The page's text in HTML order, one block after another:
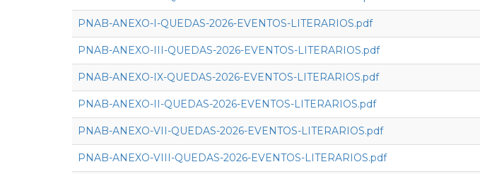
PNAB-ANEXO-I-QUEDAS-2026-EVENTOS-LITERARIOS.pdf
PNAB-ANEXO-III-QUEDAS-2026-EVENTOS-LITERARIOS.pdf
PNAB-ANEXO-IX-QUEDAS-2026-EVENTOS-LITERARIOS.pdf
PNAB-ANEXO-II-QUEDAS-2026-EVENTOS-LITERARIOS.pdf
PNAB-ANEXO-VII-QUEDAS-2026-EVENTOS-LITERARIOS.pdf
PNAB-ANEXO-VIII-QUEDAS-2026-EVENTOS-LITERARIOS.pdf